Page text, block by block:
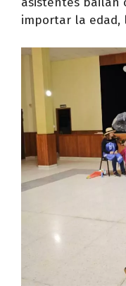
importar la edad,